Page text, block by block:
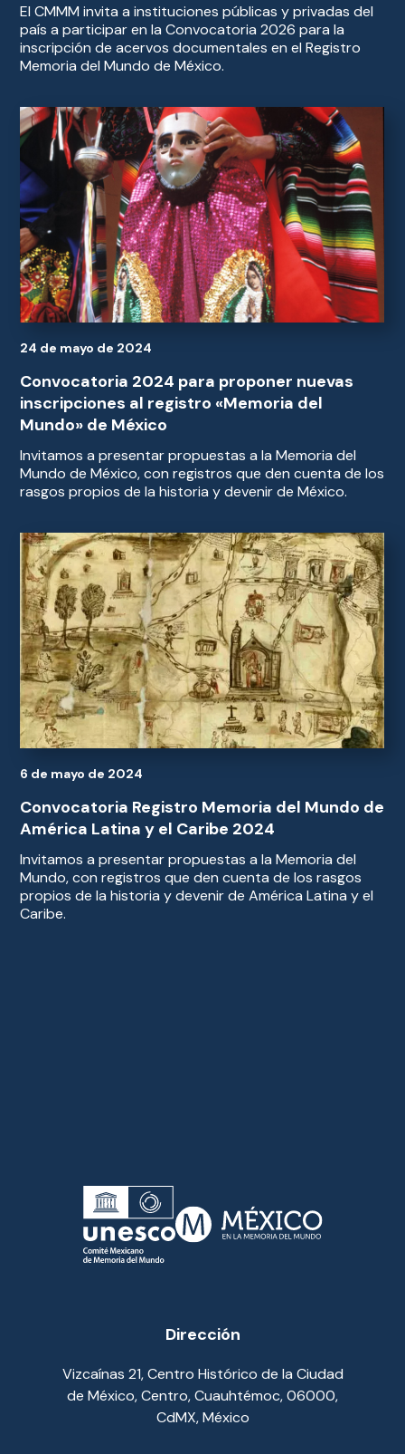
El CMMM invita a instituciones públicas y privadas del
país a participar en la Convocatoria 2026 para la
inscripción de acervos documentales en el Registro
Memoria del Mundo de México.
24 de mayo de 2024
Convocatoria 2024 para proponer nuevas
inscripciones al registro «Memoria del
Mundo» de México
Invitamos a presentar propuestas a la Memoria del
Mundo de México, con registros que den cuenta de los
rasgos propios de la historia y devenir de México.
6 de mayo de 2024
Convocatoria Registro Memoria del Mundo de
América Latina y el Caribe 2024
Invitamos a presentar propuestas a la Memoria del
Mundo, con registros que den cuenta de los rasgos
propios de la historia y devenir de América Latina y el
Caribe.
Dirección
Vizcaínas 21, Centro Histórico de la Ciudad
de México, Centro, Cuauhtémoc, 06000,
CdMX, México